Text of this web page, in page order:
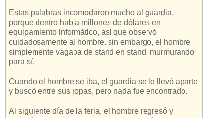
Estas palabras incomodaron mucho al guardia,
porque dentro había millones de dólares en
equipamiento informático, así que observó
cuidadosamente al hombre. sin embargo, el hombre
simplemente vagaba de stand en stand, murmurando
para sí.
Cuando el hombre se iba, el guardia se lo llevó aparte
y buscó entre sus ropas, pero nada fue encontrado.
Al siguiente día de la feria, el hombre regresó y